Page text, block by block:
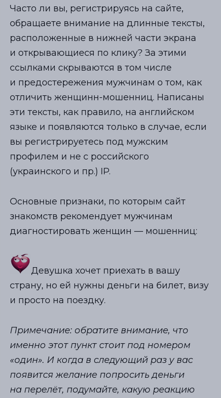
Часто ли вы, регистрируясь на сайте,
обращаете внимание на длинные тексты,
расположенные в нижней части экрана
и открывающиеся по клику? За этими
ссылками скрываются в том числе
и предостережения мужчинам о том, как
отличить женщинн-мошенниц. Написаны
эти тексты, как правило, на английском
языке и появляются только в случае, если
вы регистрируетесь под мужским
профилем и не с российского
(украинского и пр.) IP.
Основные признаки, по которым сайт
знакомств рекомендует мужчинам
диагностировать женщин — мошенниц:
Девушка хочет приехать в вашу
страну, но ей нужны деньги на билет, визу
и просто на поездку.
Примечание: обратите внимание, что
именно этот пункт стоит под номером
«один». И когда в следующий раз у вас
появится желание попросить деньги
на перелёт, подумайте, какую реакцию